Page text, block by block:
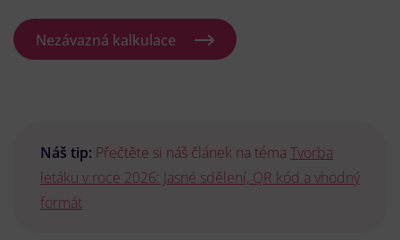
Nezávazná kalkulace
Náš tip: Přečtěte si náš článek na téma Tvorba
letáku v roce 2026: Jasné sdělení, QR kód a vhodný
formát